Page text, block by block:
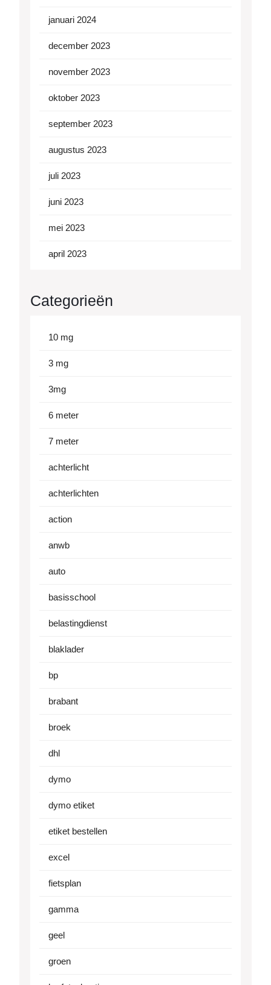
januari 2024
december 2023
november 2023
oktober 2023
september 2023
augustus 2023
juli 2023
juni 2023
mei 2023
april 2023
Categorieën
10 mg
3 mg
3mg
6 meter
7 meter
achterlicht
achterlichten
action
anwb
auto
basisschool
belastingdienst
blaklader
bp
brabant
broek
dhl
dymo
dymo etiket
etiket bestellen
excel
fietsplan
gamma
geel
groen